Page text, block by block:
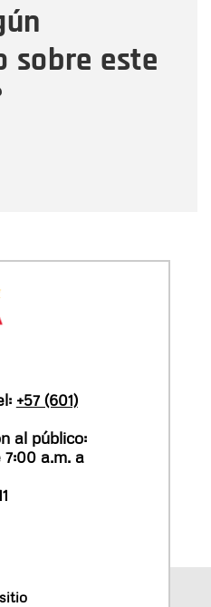
sobre este
+57 (601)
al público:
a.m. a